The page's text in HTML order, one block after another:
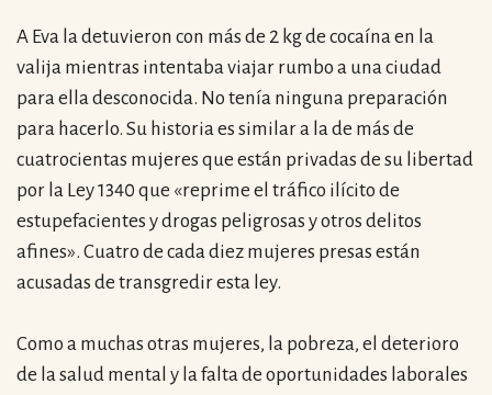
scrolls
A Eva la detuvieron con más de 2 kg de cocaína en la
valija mientras intentaba viajar rumbo a una ciudad
para ella desconocida. No tenía ninguna preparación
para hacerlo. Su historia es similar a la de más de
cuatrocientas mujeres que están privadas de su libertad
por la Ley 1340 que «reprime el tráfico ilícito de
estupefacientes y drogas peligrosas y otros delitos
afines». Cuatro de cada diez mujeres presas están
acusadas de transgredir esta ley.
Como a muchas otras mujeres, la pobreza, el deterioro
de la salud mental y la falta de oportunidades laborales